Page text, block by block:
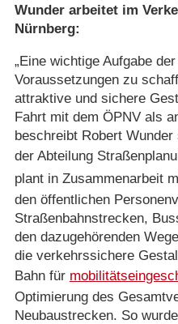
Wunder arbeitet im
Nürnberg:
„Eine wichtige Aufgabe
Voraussetzungen zu
attraktive und sichere
Fahrt mit dem ÖPNV als
beschreibt Robert
der Abteilung
plant in Zusammenarbeit
den öffentlichen
Straßenbahnstrecken,
den dazugehörenden
die verkehrssichere
Bahn für
Optimierung des
Neubaustrecken. So